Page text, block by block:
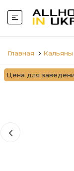
Главная Кальяны
Цена для